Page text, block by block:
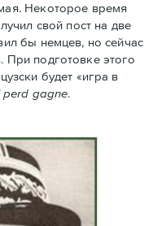
Hекоторое время
свой пост на две
бы немцев, но сейчас
При подготовке этого
будет «игра в
perd gagne.